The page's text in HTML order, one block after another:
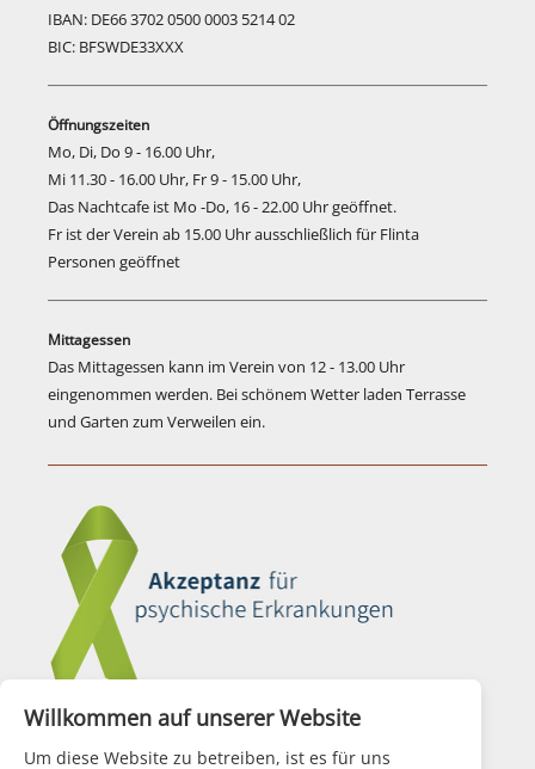
IBAN: DE66 3702 0500 0003 5214 02
BIC: BFSWDE33XXX
Öffnungszeiten
Mo, Di, Do 9 - 16.00 Uhr,
Mi 11.30 - 16.00 Uhr, Fr 9 - 15.00 Uhr,
Das Nachtcafe ist Mo -Do, 16 - 22.00 Uhr geöffnet.
Fr ist der Verein ab 15.00 Uhr ausschließlich für Flinta
Personen geöffnet
Mittagessen
Das Mittagessen kann im Verein von 12 - 13.00 Uhr
eingenommen werden. Bei schönem Wetter laden Terrasse
und Garten zum Verweilen ein.
Willkommen auf unserer Website
Um diese Website zu betreiben, ist es für uns